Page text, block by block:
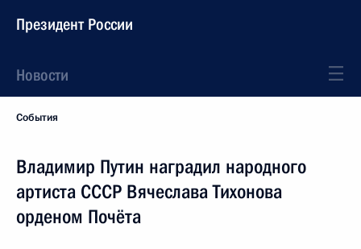
Президент России
Новости
События
Владимир Путин наградил народного
артиста СССР Вячеслава Тихонова
орденом Почёта